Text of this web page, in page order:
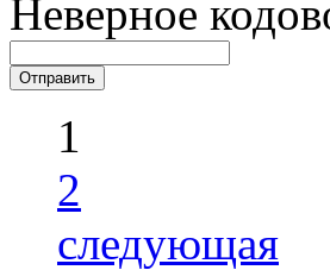
Неверное
1
2
следующая